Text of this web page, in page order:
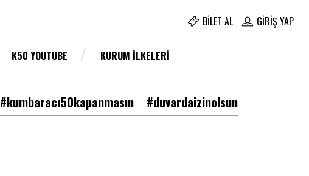
BILET AL GIRIŞ YAP
K50 YOUTUBE KURUM İLKELERI
#kumbaracı50kapanmasın #duvardaizinolsun